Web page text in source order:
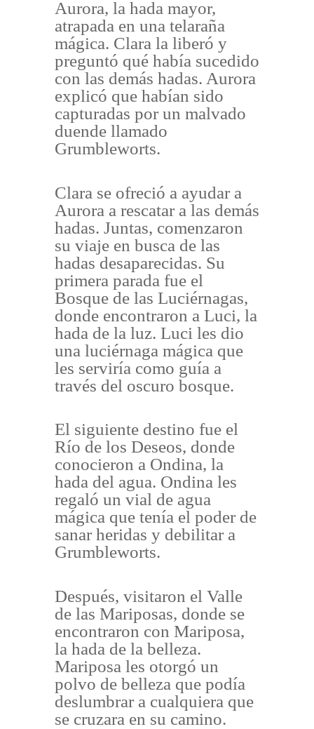
Aurora, la hada mayor,
atrapada en una telaraña
mágica. Clara la liberó y
preguntó qué había sucedido
con las demás hadas. Aurora
explicó que habían sido
capturadas por un malvado
duende llamado
Grumbleworts.
Clara se ofreció a ayudar a
Aurora a rescatar a las demás
hadas. Juntas, comenzaron
su viaje en busca de las
hadas desaparecidas. Su
primera parada fue el
Bosque de las Luciérnagas,
donde encontraron a Luci, la
hada de la luz. Luci les dio
una luciérnaga mágica que
les serviría como guía a
través del oscuro bosque.
El siguiente destino fue el
Río de los Deseos, donde
conocieron a Ondina, la
hada del agua. Ondina les
regaló un vial de agua
mágica que tenía el poder de
sanar heridas y debilitar a
Grumbleworts.
Después, visitaron el Valle
de las Mariposas, donde se
encontraron con Mariposa,
la hada de la belleza.
Mariposa les otorgó un
polvo de belleza que podía
deslumbrar a cualquiera que
se cruzara en su camino.